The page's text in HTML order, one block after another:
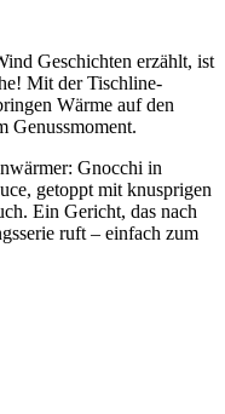
Geschichten erzählt, ist
Mit der Tischline-
Wärme auf den
Genussmoment.
Gnocchi in
getoppt mit knusprigen
Ein Gericht, das nach
ruft – einfach zum